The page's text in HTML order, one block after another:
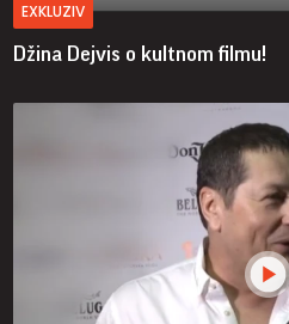
EXKLUZIV
Džina Dejvis o kultnom filmu!